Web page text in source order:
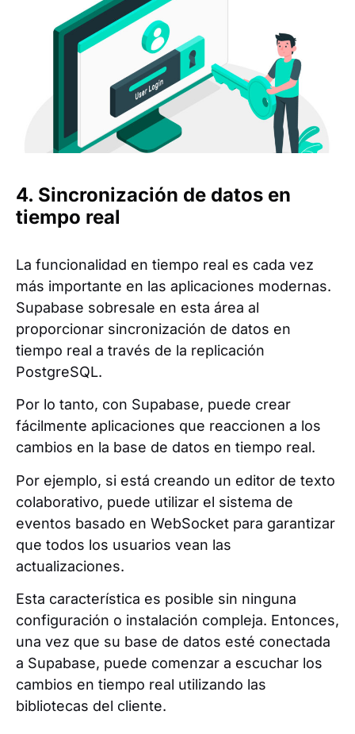
4. Sincronización de datos en
tiempo real
La funcionalidad en tiempo real es cada vez
más importante en las aplicaciones modernas.
Supabase sobresale en esta área al
proporcionar sincronización de datos en
tiempo real a través de la replicación
PostgreSQL.
Por lo tanto, con Supabase, puede crear
fácilmente aplicaciones que reaccionen a los
cambios en la base de datos en tiempo real.
Por ejemplo, si está creando un editor de texto
colaborativo, puede utilizar el sistema de
eventos basado en WebSocket para garantizar
que todos los usuarios vean las
actualizaciones.
Esta característica es posible sin ninguna
configuración o instalación compleja. Entonces,
una vez que su base de datos esté conectada
a Supabase, puede comenzar a escuchar los
cambios en tiempo real utilizando las
bibliotecas del cliente.